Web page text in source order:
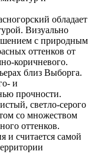
обладает
Визуально
с природным
оттенков от
коричневого.
близ Выборга.
и
прочности.
светло-серого
со множеством
оттенков.
и считается самой